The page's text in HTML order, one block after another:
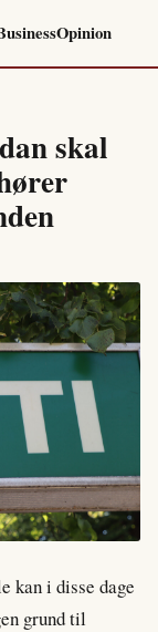
Opinion
skal
kan i disse dage
grund til